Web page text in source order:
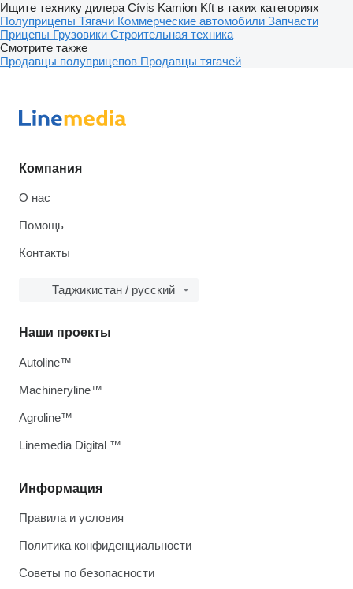
Ищите технику дилера Cívis Kamion Kft в таких категориях
Полуприцепы Тягачи Коммерческие автомобили Запчасти
Прицепы Грузовики Строительная техника
Смотрите также
Продавцы полуприцепов Продавцы тягачей
Компания
О нас
Помощь
Контакты
Таджикистан / русский
Информация
Правила и условия
Политика конфиденциальности
Советы по безопасности
Наши проекты
Autoline™
Machineryline™
Agroline™
Linemedia Digital ™